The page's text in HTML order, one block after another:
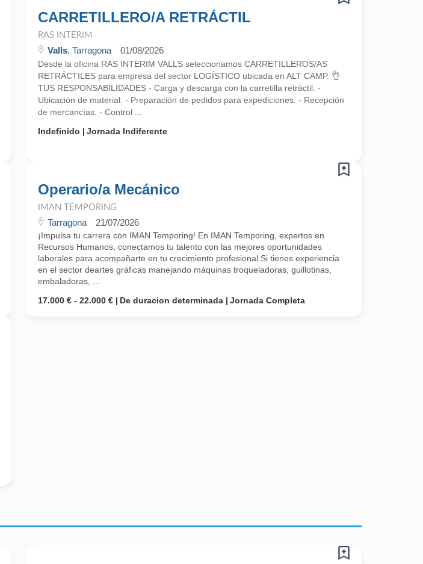
CARRETILLERO/A RETRÁCTIL
RAS INTERIM
Valls, Tarragona 01/08/2026
Desde la oficina RAS INTERIM VALLS seleccionamos CARRETILLEROS/AS
RETRÁCTILES para empresa del sector LOGÍSTICO ubicada en ALT CAMP. 👌
TUS RESPONSABILIDADES - Carga y descarga con la carretilla retráctil. -
Ubicación de material. - Preparación de pedidos para expediciones. - Recepción
de mercancías. - Control ...
Indefinido
Jornada Indiferente
Operario/a Mecánico
IMAN TEMPORING
Tarragona 21/07/2026
¡Impulsa tu carrera con IMAN Temporing! En IMAN Temporing, expertos en
Recursos Humanos, conectamos tu talento con las mejores oportunidades
laborales para acompañarte en tu crecimiento profesional.Si tienes experiencia
en el sector deartes gráficas manejando máquinas troqueladoras, guillotinas,
embaladoras, ...
17.000 € - 22.000 €
De duracion determinada Jornada Completa